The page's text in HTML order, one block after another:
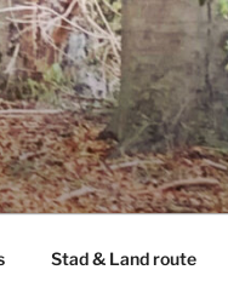
Stad & Land route